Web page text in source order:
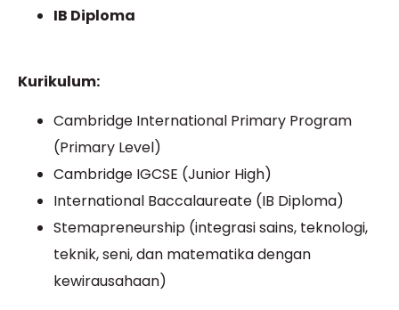
IB Diploma
Kurikulum:
Cambridge International Primary Program
(Primary Level)
Cambridge IGCSE (Junior High)
International Baccalaureate (IB Diploma)
Stemapreneurship (integrasi sains, teknologi,
teknik, seni, dan matematika dengan
kewirausahaan)